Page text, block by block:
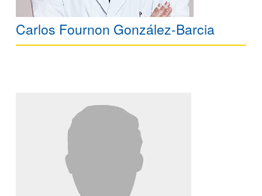
Carlos Fournon González-Barcia